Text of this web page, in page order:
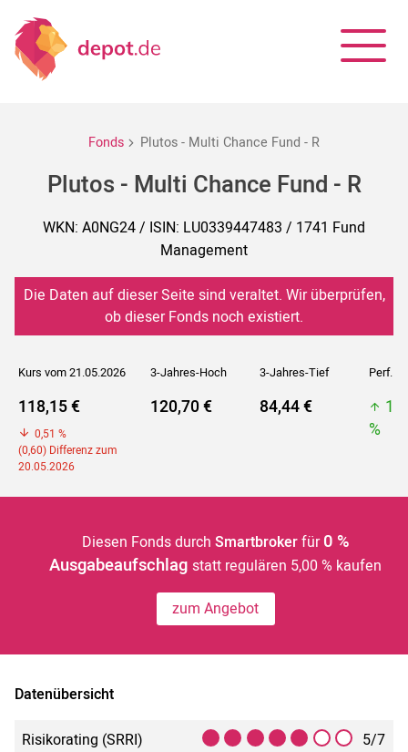
Fonds Plutos - Multi Chance Fund - R
Plutos - Multi Chance Fund - R
WKN: A0NG24 / ISIN: LU0339447483 / 1741 Fund
Management
Die Daten auf dieser Seite sind veraltet. Wir überprüfen,
ob dieser Fonds noch existiert.
Kurs vom 21.05.2026 3-Jahres-Hoch 3-Jahres-Tief Perf. 5J
118,15 €
0,51 %
(0,60) Differenz zum
20.05.2026
120,70 € 84,44 €
%
Diesen Fonds durch Smartbrokerfür 0 %
Ausgabeaufschlagstatt regulären 5,00 % kaufen
zum Angebot
Datenübersicht
Risikorating (SRRI)
5/7